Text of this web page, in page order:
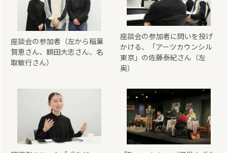
座談会の参加者（左から稲葉
賀恵さん、額田大志さん、名
取敏行さん）
座談会の参加者に問いを投げ
かける、「アーツカウンシル
東京」の佐藤泰紀さん（左
奥）